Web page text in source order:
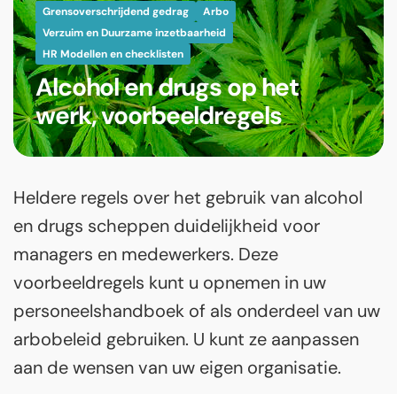
Grensoverschrijdend gedrag
Arbo
Verzuim en Duurzame inzetbaarheid
HR Modellen en checklisten
Alcohol en drugs op het
werk, voorbeeldregels
Heldere regels over het gebruik van alcohol
en drugs scheppen duidelijkheid voor
managers en medewerkers. Deze
voorbeeldregels kunt u opnemen in uw
personeelshandboek of als onderdeel van uw
arbobeleid gebruiken. U kunt ze aanpassen
aan de wensen van uw eigen organisatie.